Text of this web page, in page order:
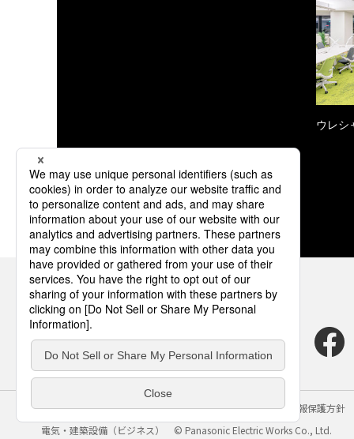
ウレシ
サイトのご利用にあたって クッキーポリシー
個人情報保護方針
電気・建築設備（ビジネス）
© Panasonic Electric Works Co., Ltd.